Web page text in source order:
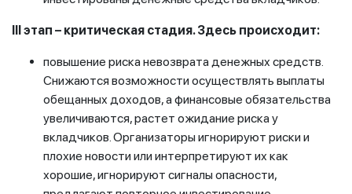
III этап – критическая стадия. Здесь происходит:
повышение риска невозврата денежных средств.
Снижаются возможности осуществлять выплаты
обещанных доходов, а финансовые обязательства
увеличиваются, растет ожидание риска у
вкладчиков. Организаторы игнорируют риски и
плохие новости или интерпретируют их как
хорошие, игнорируют сигналы опасности,